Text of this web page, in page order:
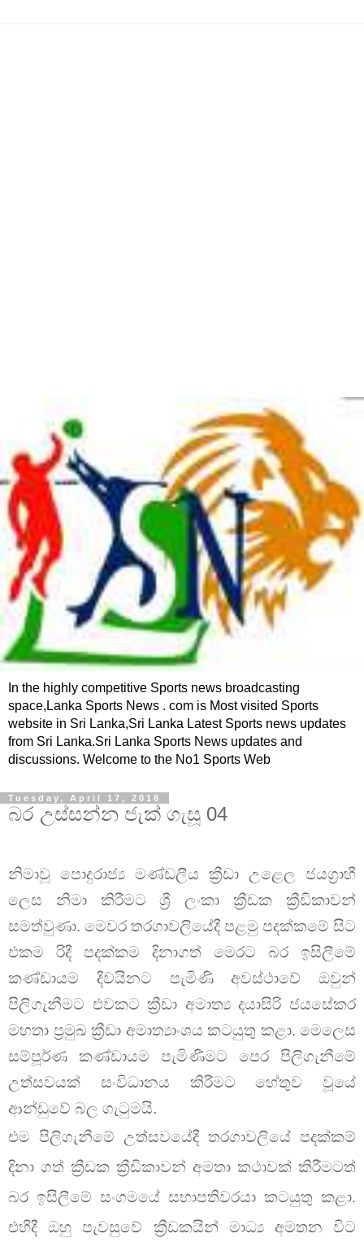
In the highly competitive Sports news broadcasting
space,Lanka Sports News . com is Most visited Sports
website in Sri Lanka,Sri Lanka Latest Sports news updates
from Sri Lanka.Sri Lanka Sports News updates and
discussions. Welcome to the No1 Sports Web
Tuesday, April 17, 2018
බර උස්සන්න ජැක් ගැසූ 04
නිමාවූ පොදුරාජ්‍ය මණ්ඩලීය ක්‍රීඩා උළෙල ජයග්‍රාහී
ලෙස නිමා කිරීමට ශ්‍රී ලංකා ක්‍රීඩක ක්‍රීඩිකාවන්
සමත්වුණා. මෙවර තරගාවලියේදී පළමු පදක්කමේ සිට
එකම රිදී පදක්කම දිනාගත් මෙරට බර ඉසිලීමේ
කණ්ඩායම දිවයිනට පැමිණි අවස්ථාවේ ඔවුන්
පිලිගැනීමට එවකට ක්‍රීඩා අමාත්‍ය දයාසිරි ජයසේකර
මහතා ප්‍රමුඛ ක්‍රීඩා අමාත්‍යාංශය කටයුතු කළා. මෙලෙස
සම්පූර්ණ කණ්ඩායම පැමිණීමට පෙර පිලිගැනීමේ
උත්සවයක් සංවිධානය කිරීමට හේතුව වූයේ
ආන්ඩුවේ බල ගැටුමයි.
එම පිලිගැනීමේ උත්සවයේදී තරගාවලියේ පදක්කම්
දිනා ගත් ක්‍රීඩක ක්‍රීඩිකාවන් අමතා කථාවක් කිරීමටත්
බර ඉසිලීමේ සංගමයේ සභාපතිවරයා කටයුතු කළා.
එහිදී ඔහු පැවසුවේ ක්‍රීඩකයින් මාධ්‍ය අමතන විට